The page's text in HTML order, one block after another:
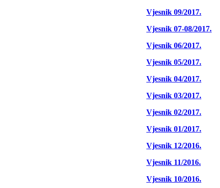
Vjesnik 09/2017.
Vjesnik 07-08/2017.
Vjesnik 06/2017.
Vjesnik 05/2017.
Vjesnik 04/2017.
Vjesnik 03/2017.
Vjesnik 02/2017.
Vjesnik 01/2017.
Vjesnik 12/2016.
Vjesnik 11/2016.
Vjesnik 10/2016.